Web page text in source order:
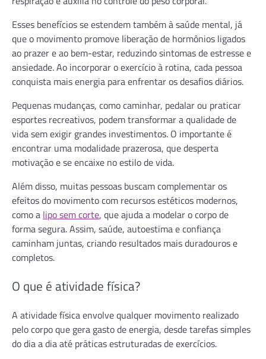
Esses benefícios se estendem também à saúde mental, já
que o movimento promove liberação de hormônios ligados
ao prazer e ao bem-estar, reduzindo sintomas de estresse e
ansiedade. Ao incorporar o exercício à rotina, cada pessoa
conquista mais energia para enfrentar os desafios diários.
Pequenas mudanças, como caminhar, pedalar ou praticar
esportes recreativos, podem transformar a qualidade de
vida sem exigir grandes investimentos. O importante é
encontrar uma modalidade prazerosa, que desperta
motivação e se encaixe no estilo de vida.
Além disso, muitas pessoas buscam complementar os
efeitos do movimento com recursos estéticos modernos,
como a lipo sem corte, que ajuda a modelar o corpo de
forma segura. Assim, saúde, autoestima e confiança
caminham juntas, criando resultados mais duradouros e
completos.
O que é atividade física?
A atividade física envolve qualquer movimento realizado
pelo corpo que gera gasto de energia, desde tarefas simples
do dia a dia até práticas estruturadas de exercícios.